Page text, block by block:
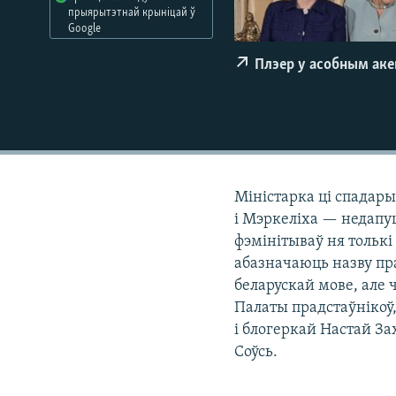
КАЛЯНДАР
НА ХВАЛЯХ СВАБОДЫ
Плэер у асобным
прыярытэтнай крыніцай ў
Google
Міністарка ці
і Мэркеліха —
фэмінітываў ня
абазначаюць назву
беларускай мове,
Палаты
і блогеркай Настай
Соўсь.